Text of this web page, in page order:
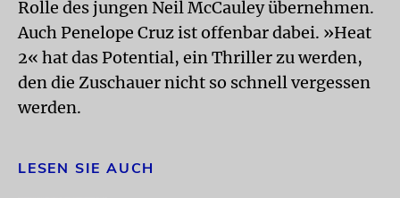
Rolle des jungen Neil McCauley übernehmen.
Auch Penelope Cruz ist offenbar dabei. »Heat
2« hat das Potential, ein Thriller zu werden,
den die Zuschauer nicht so schnell vergessen
werden.
LESEN SIE AUCH